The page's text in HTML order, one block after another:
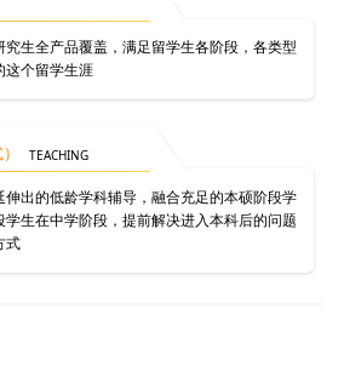
生全产品覆盖，满足留学生各阶段，各类型
这个留学生涯
TEACHING
出的低龄学科辅导，融合充足的本硕阶段学
生在中学阶段，提前解决进入本科后的问题
式